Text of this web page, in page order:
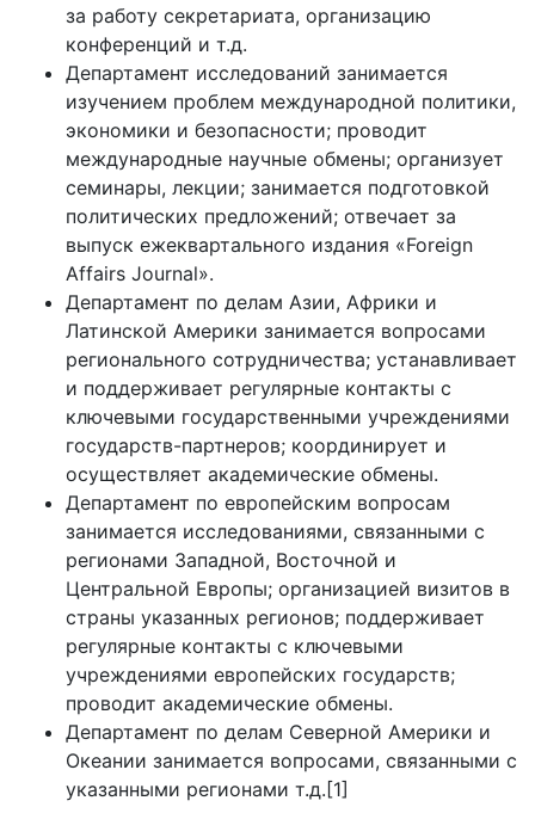
за работу секретариата, организацию
конференций и т.д.
Департамент исследований занимается
изучением проблем международной политики,
экономики и безопасности; проводит
международные научные обмены; организует
семинары, лекции; занимается подготовкой
политических предложений; отвечает за
выпуск ежеквартального издания «Foreign
Affairs Journal».
Департамент по делам Азии, Африки и
Латинской Америки занимается вопросами
регионального сотрудничества; устанавливает
и поддерживает регулярные контакты с
ключевыми государственными учреждениями
государств-партнеров; координирует и
осуществляет академические обмены.
Департамент по европейским вопросам
занимается исследованиями, связанными с
регионами Западной, Восточной и
Центральной Европы; организацией визитов в
страны указанных регионов; поддерживает
регулярные контакты с ключевыми
учреждениями европейских государств;
проводит академические обмены.
Департамент по делам Северной Америки и
Океании занимается вопросами, связанными с
указанными регионами т.д.[1]